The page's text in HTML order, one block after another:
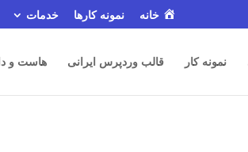
خانه نمونه کارها خدمات
نمونه کار قالب وردپرس ایرانی هاست و